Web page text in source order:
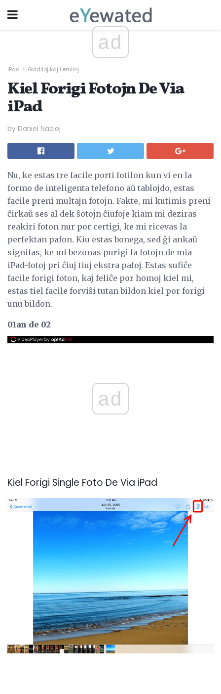
ad
IPad Gvidiloj kaj Lerniloj
Kiel Forigi Fotojn De Via
iPad
by Daniel Nacioj
Nu, ke estas tre facile porti fotilon kun vi en la
formo de inteligenta telefono aŭ tablojdo, estas
facile preni multajn fotojn. Fakte, mi kutimis preni
ĉirkaŭ ses al dek ŝotojn ĉiufoje kiam mi deziras
reakiri foton nur por certigi, ke mi ricevas la
perfektan pafon. Kiu estas bonega, sed ĝi ankaŭ
signifas, ke mi bezonas purigi la fotojn de mia
iPad-fotoj pri ĉiuj tiuj ekstra pafoj. Estas sufiĉe
facile forigi foton, kaj feliĉe por homoj kiel mi,
estas tiel facile forviŝi tutan bildon kiel por forigi
unu bildon.
01an de 02
ad
Kiel Forigi Single Foto De Via iPad